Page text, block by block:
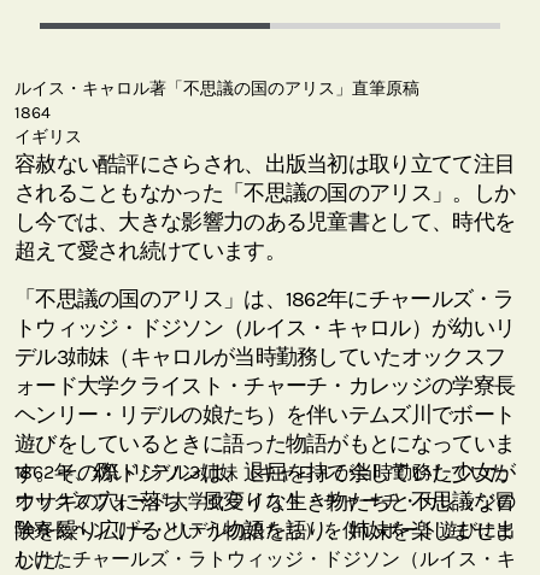
ルイス・キャロル著「不思議の国のアリス」直筆原稿
1864
イギリス
容赦ない酷評にさらされ、出版当初は取り立てて注目
されることもなかった「不思議の国のアリス」。しか
し今では、大きな影響力のある児童書として、時代を
超えて愛され続けています。
「不思議の国のアリス」は、1862年にチャールズ・ラ
トウィッジ・ドジソン（ルイス・キャロル）が幼いリ
デル3姉妹（キャロルが当時勤務していたオックスフ
ォード大学クライスト・チャーチ・カレッジの学寮長
ヘンリー・リデルの娘たち）を伴いテムズ川でボート
遊びをしているときに語った物語がもとになっていま
す。その際ドジソンは、退屈を持て余していた少女が
ウサギの穴に落ち、風変りな生き物たちと不思議な冒
険を繰り広げるという物語を語り、姉妹を楽しませま
した。
1862年、幼いリデル3姉妹（キャロルが当時勤務していた
オックスフォード大学クライスト・チャーチ・カレッジの
学寮長ヘンリー・リデルの娘たち）を伴いボート遊びに出
かけたチャールズ・ラトウィッジ・ドジソン（ルイス・キ